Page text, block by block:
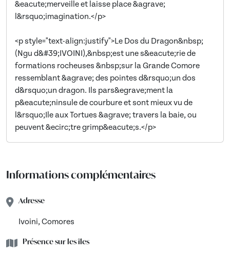
&eacute;merveille et laisse place &agrave;
l&rsquo;imagination.</p>
<p style="text-align:justify">Le Dos du Dragon&nbsp;
(Ngu d&#39;IVOINI),&nbsp;est une s&eacute;rie de
formations rocheuses &nbsp;sur la Grande Comore
ressemblant &agrave; des pointes d&rsquo;un dos
d&rsquo;un dragon. Ils pars&egrave;ment la
p&eacute;ninsule de courbure et sont mieux vu de
l&rsquo;Ile aux Tortues &agrave; travers la baie, ou
peuvent &ecirc;tre grimp&eacute;s.</p>
Informations complémentaires
Adresse
Ivoini, Comores
Présence sur les îles